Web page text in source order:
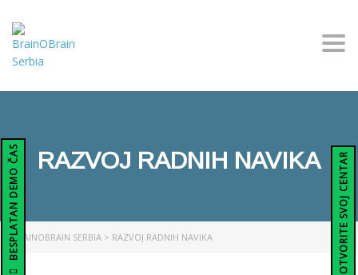
BESPLATAN DEMO ČAS OTVORITE SVOJ CENTAR
RAZVOJ RADNIH NAVIKA
BRAINOBRAIN SERBIA > RAZVOJ RADNIH NAVIKA